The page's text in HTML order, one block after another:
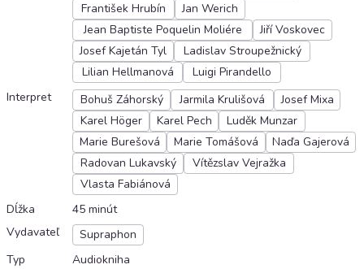
František Hrubín
Jan Werich
Jean Baptiste Poquelin Moliére
Jiří Voskovec
Josef Kajetán Tyl
Ladislav Stroupežnický
Lilian Hellmanová
Luigi Pirandello
Interpret
Bohuš Záhorský Jarmila Krulišová
Josef Mixa
Karel Höger
Karel Pech
Luděk Munzar
Marie Burešová
Marie Tomášová
Naďa Gajerová
Radovan Lukavský
Vítězslav Vejražka
Vlasta Fabiánová
Dĺžka
45 minút
Vydavateľ
Supraphon
Typ
Audiokniha